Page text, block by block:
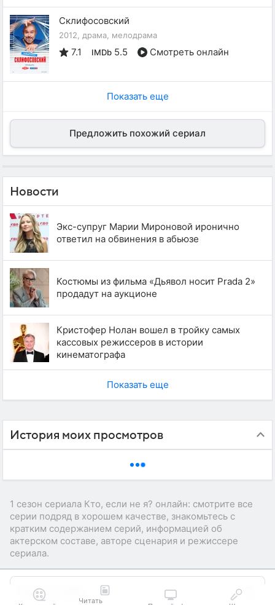
Склифосовский
2012, драма, мелодрама
7.1 IMDb 5.5 Смотреть онлайн
Показать еще
Предложить похожий сериал
Новости
Экс-супруг Марии Мироновой иронично
ответил на обвинения в абьюзе
Костюмы из фильма «Дьявол носит Prada 2»
продадут на аукционе
Кристофер Нолан вошел в тройку самых
кассовых режиссеров в истории
кинематографа
Показать еще
История моих просмотров
1 сезон сериала Кто, если не я? онлайн: смотрите все
серии подряд в хорошем качестве, знакомьтесь с
кратким содержанием серий, информацией об
актерском составе, авторе сценария и режиссере
сериала.
Читать